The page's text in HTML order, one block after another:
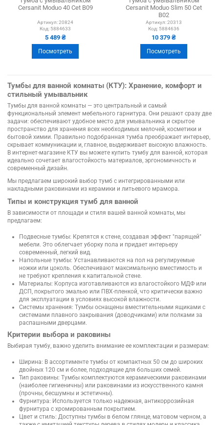
Cersanit Moduo 40 Cet B09
Артикул:20824
Код: 5884633
5 489 ₴
Посмотреть
Cersanit Moduo Slim 50 Cet
B02
Артикул:20313
Код: 5884636
10 379 ₴
Посмотреть
Тумбы для ванной комнаты (КТУ): Хранение, комфорт и
стильный умывальник
Тумбы для ванной комнаты — это центральный и самый
функциональный элемент мебельного гарнитура. Они решают сразу две
задачи: обеспечивают удобное место для умывальника и скрытое
пространство для хранения всех необходимых мелочей, косметики и
бытовой химии. Правильно подобранная тумба преображает интерьер,
скрывает коммуникации и, главное, выдерживает высокую влажность.
В интернет-магазине КТУ вы можете купить тумбу для ванной, которая
идеально сочетает влагостойкость материалов, эргономичность и
современный дизайн.
Мы предлагаем широкий выбор тумб с интегрированными или
накладными раковинами из керамики и литьевого мрамора.
Типы и конструкция тумб для ванной
В зависимости от площади и стиля вашей ванной комнаты, мы
предлагаем:
Подвесные тумбы: Крепятся к стене, создавая эффект "парящей"
мебели. Это облегчает уборку пола и придает интерьеру
современный, легкий вид.
Напольные тумбы: Устанавливаются на пол на регулируемые
ножки или цоколь. Обеспечивают максимальную вместимость и
не требуют крепления к капитальной стене.
Материалы: Корпуса изготавливаются из влагостойкого МДФ или
ДСП, покрытого эмалью или ПВХ-пленкой, что критически важно
для эксплуатации в условиях высокой влажности.
Системы хранения: Тумбы оснащены вместительными ящиками с
системами плавного закрывания (доводчиками) или полками за
распашными дверцами.
Критерии выбора и раковины
Выбирая тумбу, важно уделить внимание ее комплектации и размерам:
Ширина: В ассортименте тумбы от компактных 50 см до широких
двойных 120 см и более, подходящие для больших семей.
Тип раковины: Тумбы комплектуются керамическими раковинами
(наиболее гигиеничны) или раковинами из искусственного камня
(прочны, бесшумны и эстетичны).
Фурнитура: Используется только надежная, антикоррозийная
фурнитура с хромированным покрытием.
Цвет и стиль: Доступны тумбы в белом глянце, матовом черном, а